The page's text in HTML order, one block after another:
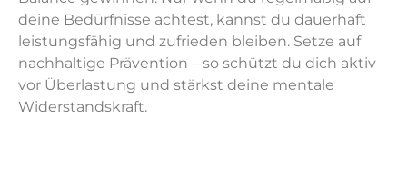
deine Bedürfnisse achtest, kannst du dauerhaft
leistungsfähig und zufrieden bleiben. Setze auf
nachhaltige Prävention – so schützt du dich aktiv
vor Überlastung und stärkst deine mentale
Widerstandskraft.